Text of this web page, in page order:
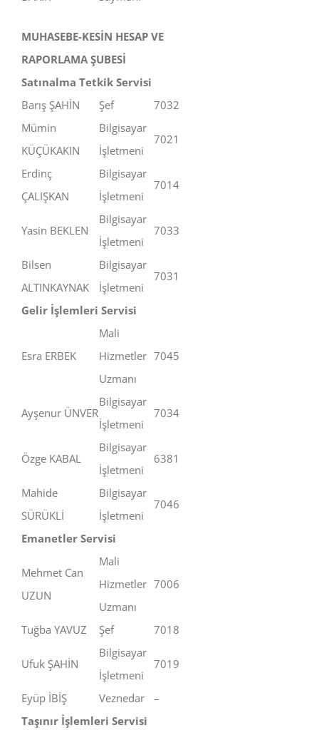
MUHASEBE-KESİN HESAP VE
RAPORLAMA ŞUBESİ
Satınalma Tetkik Servisi
Barış ŞAHİN
Şef
7032
Mümin
KÜÇÜKAKIN
Bilgisayar
İşletmeni
7021
Erdinç
ÇALIŞKAN
Bilgisayar
İşletmeni
7014
Yasin BEKLEN
Bilgisayar
İşletmeni
7033
Bilsen
ALTINKAYNAK
Bilgisayar
İşletmeni
7031
Gelir İşlemleri Servisi
Esra ERBEK
Mali
Hizmetler
Uzmanı
7045
Ayşenur ÜNVER
Bilgisayar
İşletmeni
7034
Özge KABAL
Bilgisayar
İşletmeni
6381
Mahide
SÜRÜKLİ
Bilgisayar
İşletmeni
7046
Emanetler Servisi
Mehmet Can
UZUN
Mali
Hizmetler
Uzmanı
7006
Tuğba YAVUZ Şef 7018
Ufuk ŞAHİN
Bilgisayar
İşletmeni
7019
Eyüp İBİŞ Veznedar
–
Taşınır İşlemleri Servisi